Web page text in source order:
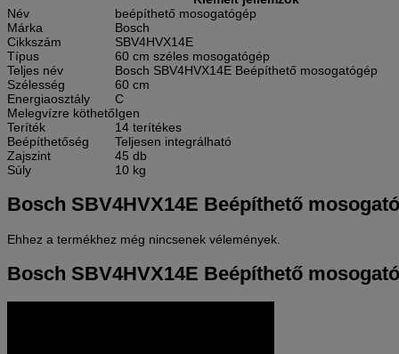
Név
beépíthető mosogatógép
Márka
Bosch
Cikkszám
SBV4HVX14E
Típus
60 cm széles mosogatógép
Teljes név
Bosch SBV4HVX14E Beépíthető mosogatógép
Szélesség
60 cm
Energiaosztály
C
Melegvízre köthetőIgen
Teríték
14 terítékes
Beépíthetőség
Teljesen integrálható
Zajszint
45 db
Súly
10 kg
Bosch SBV4HVX14E Beépíthető
Ehhez a termékhez még nincsenek vélemények.
Bosch SBV4HVX14E Beépíthető